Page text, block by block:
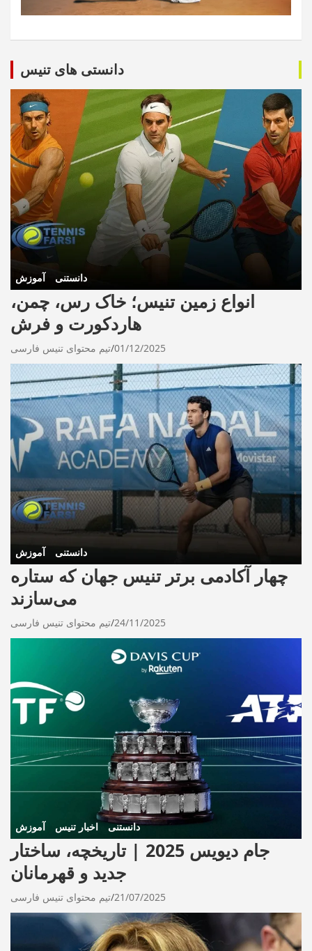
دانستی های تنیس
آموزش دانستنی
انواع زمین تنیس؛ خاک رس، چمن،
هاردکورت و فرش
01/12/2025 تیم محتوای تنیس فارسی
آموزش دانستنی
چهار آکادمی برتر تنیس جهان که ستاره
می‌سازند
24/11/2025 تیم محتوای تنیس فارسی
آموزش اخبار تنیس دانستنی
جام دیویس 2025 | تاریخچه، ساختار
جدید و قهرمانان
21/07/2025 تیم محتوای تنیس فارسی